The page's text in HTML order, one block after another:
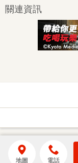
關連資訊
地圖 電話